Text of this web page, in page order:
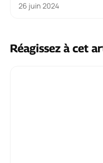
26 juin 2024
Réagissez à cet